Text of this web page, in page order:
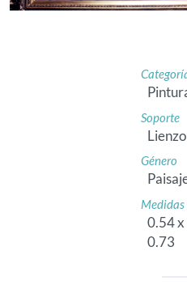
Soporte
Lienzo
Género
Medidas
0.54 x
0.73